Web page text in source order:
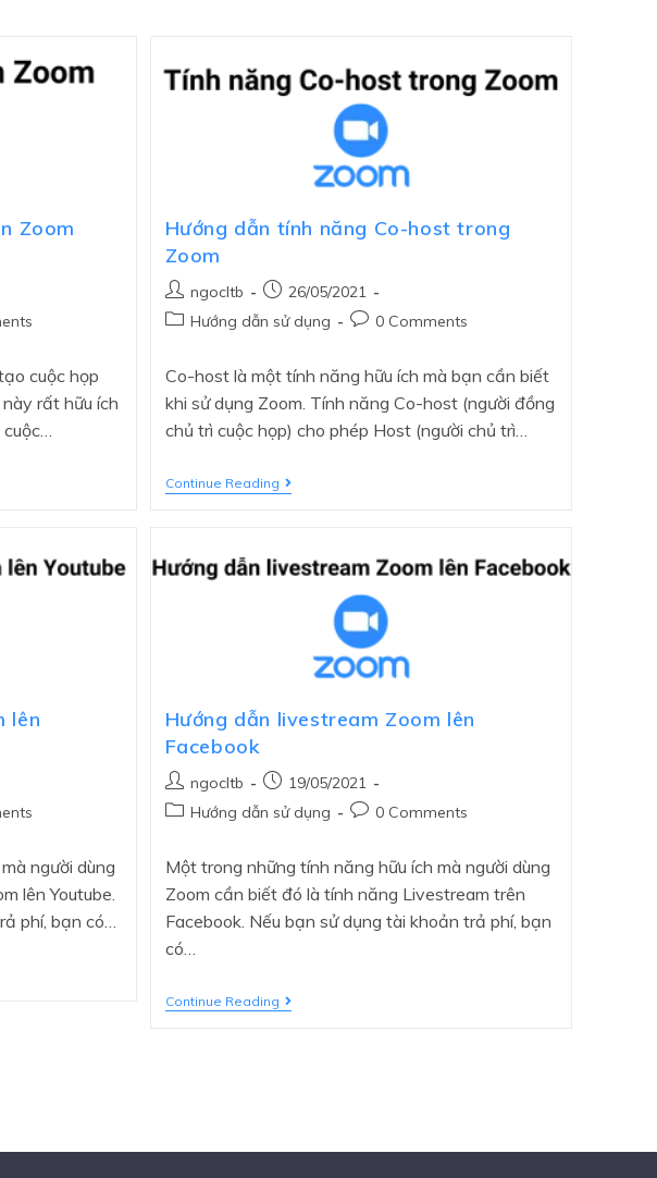
Zoom
cuộc họp
rất hữu ích
Hướng dẫn tính năng Co-host trong
Zoom
ngocltb
26/05/2021
Hướng dẫn sử dụng
0 Comments
Co-host là một tính năng hữu ích mà bạn cần biết
khi sử dụng Zoom. Tính năng Co-host (người đồng
chủ trì cuộc họp) cho phép Host (người chủ trì…
Continue Reading
lên
người dùng
lên Youtube.
phí, bạn có…
Hướng dẫn livestream Zoom lên
Facebook
ngocltb
19/05/2021
Hướng dẫn sử dụng
0 Comments
Một trong những tính năng hữu ích mà người dùng
Zoom cần biết đó là tính năng Livestream trên
Facebook. Nếu bạn sử dụng tài khoản trả phí, bạn
có…
Continue Reading